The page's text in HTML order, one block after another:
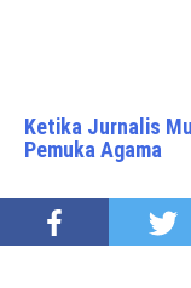
Ketika Jurnalis
Pemuka Agama